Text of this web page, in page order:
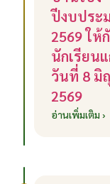
ปีงบประ
2569 ให้
นักเรียน
วันที่ 8 มิ
2569
อ่านเพิ่มเติม ›